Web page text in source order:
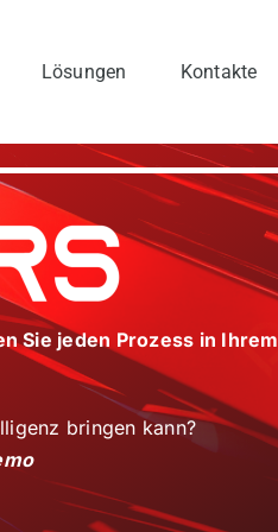
Lösungen Kontakte
Sie jeden Prozess in Ihrem
bringen kann?